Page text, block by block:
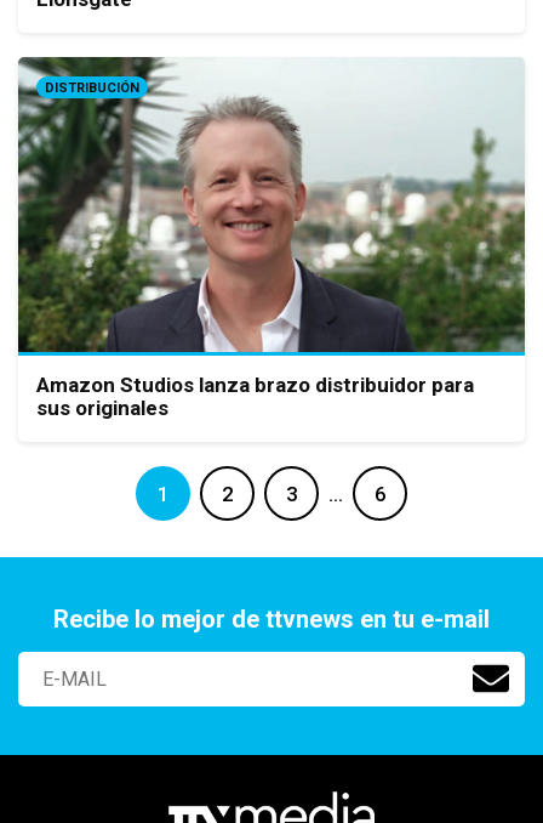
DISTRIBUCIÓN
Amazon Studios lanza brazo distribuidor para
sus originales
1 2 3 … 6
Recibe lo mejor de ttvnews en tu e-mail